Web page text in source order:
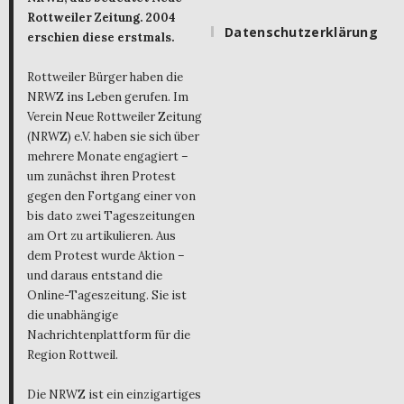
Rottweiler Zeitung. 2004
erschien diese erstmals.
Rottweiler Bürger haben die
NRWZ ins Leben gerufen. Im
Verein Neue Rottweiler Zeitung
(NRWZ) e.V. haben sie sich über
mehrere Monate engagiert –
um zunächst ihren Protest
gegen den Fortgang einer von
bis dato zwei Tageszeitungen
am Ort zu artikulieren. Aus
dem Protest wurde Aktion –
und daraus entstand die
Online-Tageszeitung. Sie ist
die unabhängige
Nachrichtenplattform für die
Region Rottweil.
Die NRWZ ist ein einzigartiges
Datenschutzerklärung